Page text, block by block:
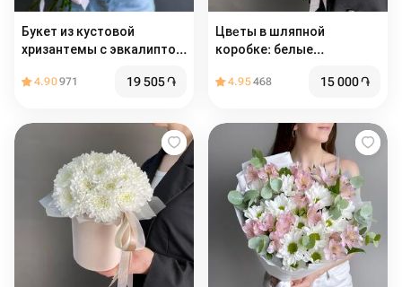
Букет из кустовой
хризантемы с эвкалиптом
4.90971 19 505֏
Цвeты в шляпной
коробке: белые
4.95468 15 000֏